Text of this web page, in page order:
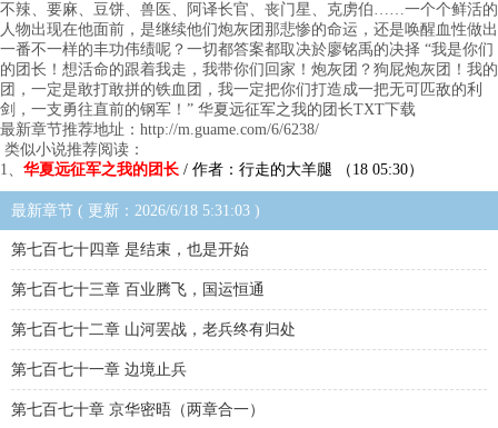
不辣、要麻、豆饼、兽医、阿译长官、丧门星、克虏伯……一个个鲜活的
人物出现在他面前，是继续他们炮灰团那悲惨的命运，还是唤醒血性做出
一番不一样的丰功伟绩呢？一切都答案都取决於廖铭禹的决择 “我是你们
的团长！想活命的跟着我走，我带你们回家！炮灰团？狗屁炮灰团！我的
团，一定是敢打敢拼的铁血团，我一定把你们打造成一把无可匹敌的利
剑，一支勇往直前的钢军！” 华夏远征军之我的团长TXT下载
最新章节推荐地址：http://m.guame.com/6/6238/
类似小说推荐阅读：
1、 华夏远征军之我的团长 / 作者：行走的大羊腿 （18 05:30）
最新章节 ( 更新：2026/6/18 5:31:03 )
第七百七十四章 是结束，也是开始
第七百七十三章 百业腾飞，国运恒通
第七百七十二章 山河罢战，老兵终有归处
第七百七十一章 边境止兵
第七百七十章 京华密晤（两章合一）